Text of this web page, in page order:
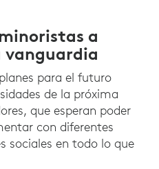
a
vanguardia
para el futuro
de la próxima
que esperan poder
con diferentes
sociales en todo lo que